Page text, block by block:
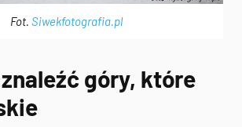
Fot. Siwekfotografia.pl
góry, które